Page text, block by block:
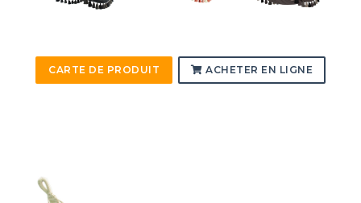
CARTE DE PRODUIT ACHETER EN LIGNE